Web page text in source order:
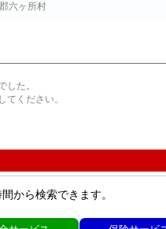
六ヶ所村
した。
てください。
から検索できます。